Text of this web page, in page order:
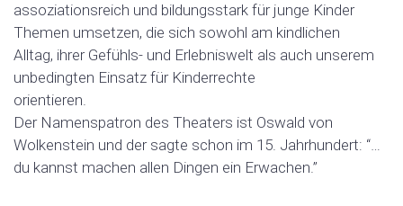
assoziationsreich und bildungsstark für junge Kinder
Themen umsetzen, die sich sowohl am kindlichen
Alltag, ihrer Gefühls- und Erlebniswelt als auch unserem
unbedingten Einsatz für Kinderrechte
orientieren.
Der Namenspatron des Theaters ist Oswald von
Wolkenstein und der sagte schon im 15. Jahrhundert: “…
du kannst machen allen Dingen ein Erwachen.”